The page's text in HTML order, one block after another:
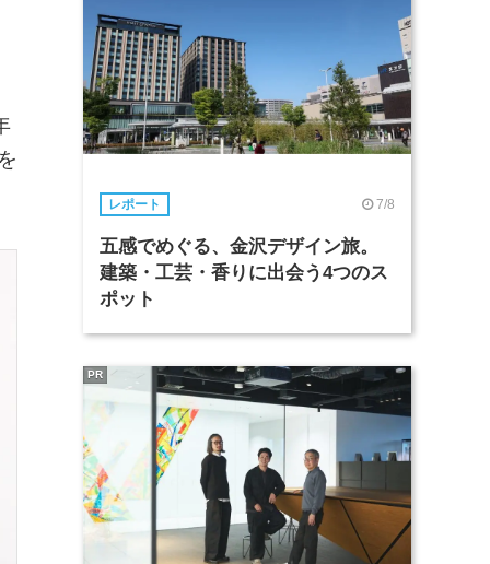
レポート 7/8
五感でめぐる、金沢デザイン旅。
建築・工芸・香りに出会う4つのス
ポット
PR